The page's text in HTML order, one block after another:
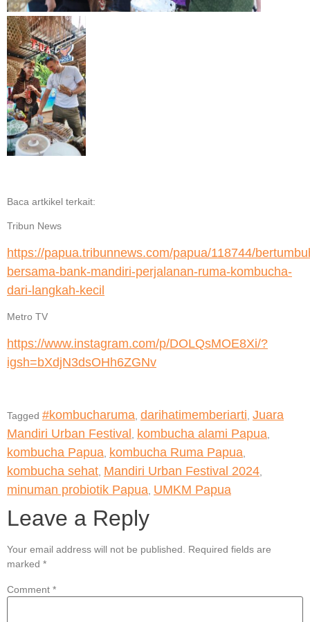
Baca artkikel terkait:
Tribun News
https://papua.tribunnews.com/papua/118744/
bersama-bank-mandiri-perjalanan-ruma-kombucha-
dari-langkah-kecil
Metro TV
https://www.instagram.com/p/DOLQsMOE8Xi/?
igsh=bXdjN3dsOHh6ZGNv
Tagged #kombucharuma, darihatimemberiarti, Juara
Mandiri Urban Festival , kombucha alami Papua,
kombucha Papua, kombucha Ruma Papua,
kombucha sehat, Mandiri Urban Festival 2024,
minuman probiotik Papua, UMKM Papua
Leave a Reply
Your email address will not be published. Required fields are
marked *
Comment *